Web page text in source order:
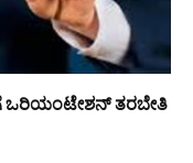
ಒರಿಯಂಟೇಶನ್ ತರಬೇತಿ